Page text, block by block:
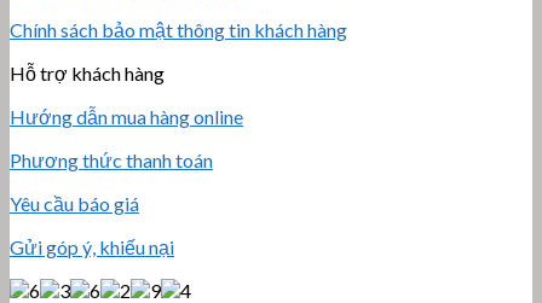
Chính sách bảo mật thông tin khách hàng
Hỗ trợ khách hàng
Hướng dẫn mua hàng online
Phương thức thanh toán
Yêu cầu báo giá
Gửi góp ý, khiếu nại